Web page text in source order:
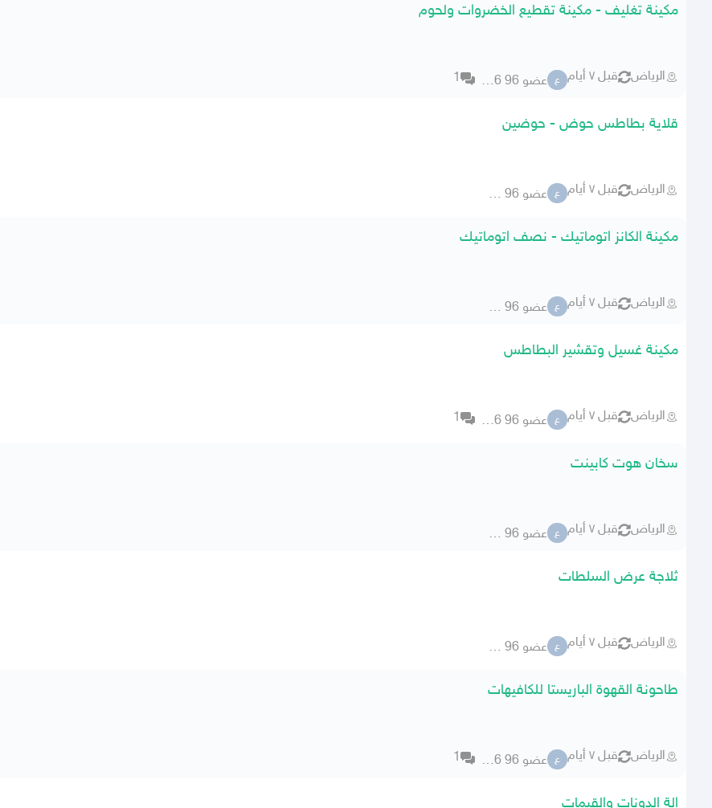
مكينة تغليف - مكينة تقطيع الخضروات ولحوم
الرياض قبل ٧ أيام ع عضو 96 76356 1
قلاية بطاطس حوض - حوضين
الرياض قبل ٧ أيام ع عضو 96 76356
مكينة الكانز اتوماتيك - نصف اتوماتيك
الرياض قبل ٧ أيام ع عضو 96 76356
مكينة غسيل وتقشير البطاطس
الرياض قبل ٧ أيام ع عضو 96 76356 1
سخان هوت كابينت
الرياض قبل ٧ أيام ع عضو 96 76356
ثلاجة عرض السلطات
الرياض قبل ٧ أيام ع عضو 96 76356
طاحونة القهوة الباريستا للكافيهات
الرياض قبل ٧ أيام ع عضو 96 76356 1
الة الدونات والقيمات